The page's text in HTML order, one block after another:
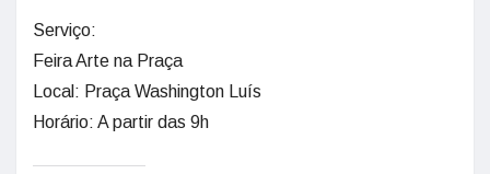
Serviço:
Feira Arte na Praça
Local: Praça Washington Luís
Horário: A partir das 9h